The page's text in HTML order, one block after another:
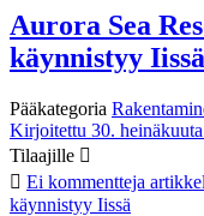
Aurora Sea
käynnistyy Iissä
Pääkategoria
Kirjoitettu 30. heinäkuuta
Tilaajille
Ei kommentteja
käynnistyy Iissä